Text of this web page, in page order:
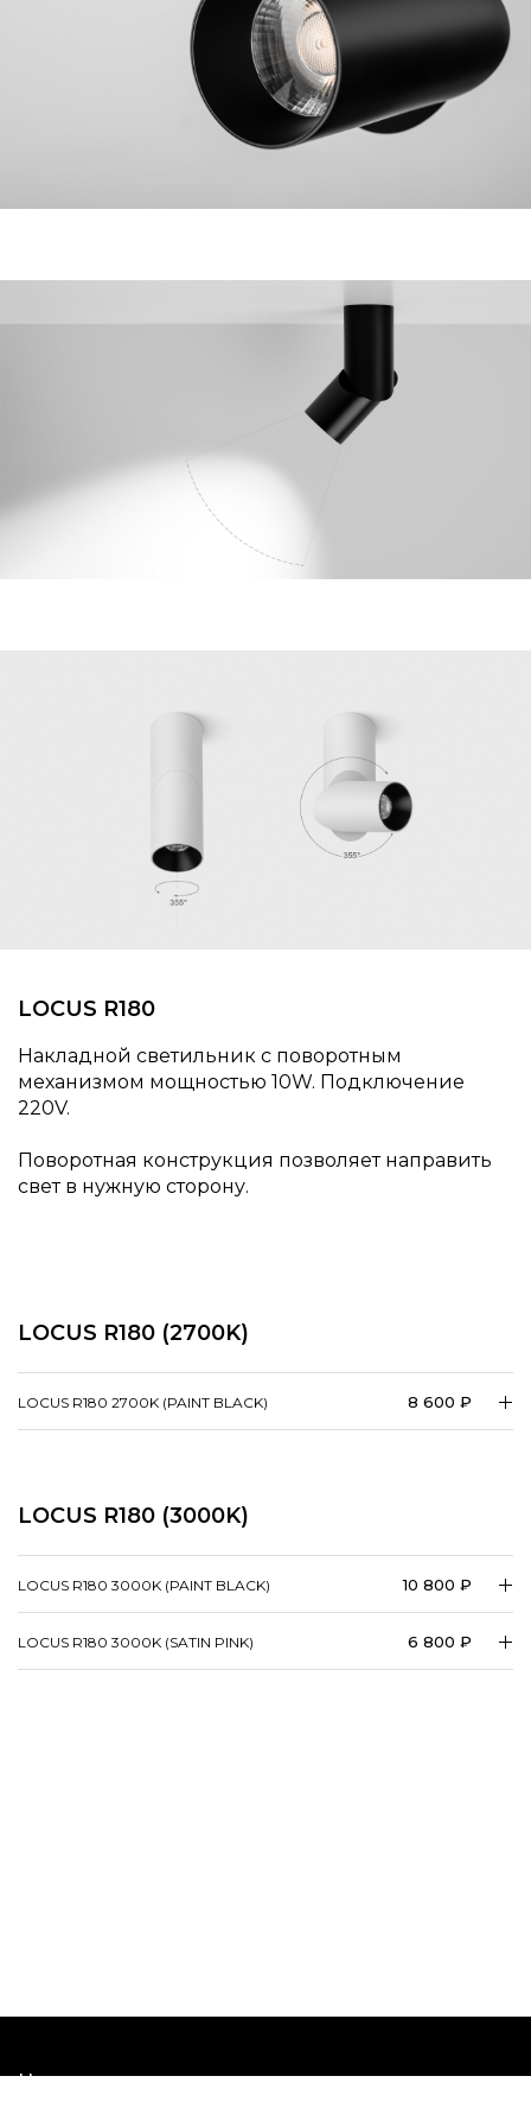
LOCUS R180
Накладной светильник с поворотным
механизмом мощностью 10W. Подключение
220V.
Поворотная конструкция позволяет направить
свет в нужную сторону.
LOCUS R180 (2700K)
LOCUS R180 2700K (PAINT BLACK) 8 600 ₽
LOCUS R180 (3000K)
LOCUS R180 3000K (PAINT BLACK) 10 800 ₽
LOCUS R180 3000K (SATIN PINK) 6 800 ₽
Наши шоурумы